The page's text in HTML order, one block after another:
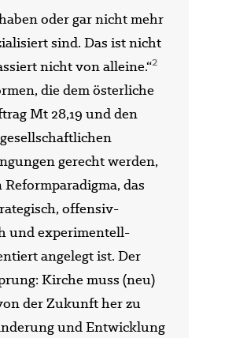
oder gar nicht mehr
sind. Das ist nicht
nicht von alleine.“2
die dem österliche
Mt 28,19 und den
gerecht werden,
das
offensiv-
und experimentell-
angelegt ist. Der
Kirche muss (neu)
der Zukunft her zu
und Entwicklung